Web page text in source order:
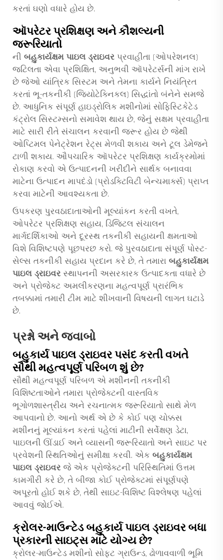
કરતાં ઘણો વધારે હોય છે.
ઑપરેટર પ્રશિક્ષણ અને કૌશલ્યની
જરૂરિયાતો
ની બહુકાર્યક્ષમ પાઇલ ડ્રાઇવર પ્રવાહીતા (ઓપરેશનલ)
જટિલતા એવા પ્રશિક્ષિત, અનુભવી ઑપરેટર્સની માંગ રાખે
છે જેઓ યાંત્રિક સિસ્ટમ અને તેમના કાર્યને નિયંત્રિત
કરતાં ભૂ-તકનીકી (જિયોટેક્નિકલ) સિદ્ધાંતો બંનેને સમજે
છે. આધુનિક સંપૂર્ણ હાઇડ્રોલિક મશીનોમાં સોફિસ્ટિકેટેડ
કંટ્રોલ સિસ્ટમ્સનો સમાવેશ થાય છે, જેનું સક્ષમ પ્રવાહીતા
માટે સારી રીતે સંચાલન કરવાની જરૂર હોય છે જેથી
ઓપ્ટિમલ પેનેટ્રેશન રેટ્સ મેળવી શકાય અને ટૂલ ડેમેજને
ટાળી શકાય. ઔપચારિક ઑપરેટર પ્રશિક્ષણ કાર્યક્રમોમાં
રોકાણ કરવો એ ઉત્પાદનની ખરીદીને સાર્થક બનાવવા
માટેના ઉત્પાદન માપદંડો (પ્રોડક્ટિવિટી બેન્ચમાર્ક્સ) પ્રાપ્ત
કરવા માટેની આવશ્યકતા છે.
ઉપકરણ પુરવઠાદાતાઓની મૂલ્યાંકન કરતી વખતે,
ઓપરેટર પ્રશિક્ષણ સહાય, ડિજિટલ સંચાલન
માર્ગદર્શિકાઓ અને દૂરસ્થ તકનીકી સહાયની ક્ષમતાઓ
વિશે વિશિષ્ટપણે પૂછપરછ કરો. જે પુરવઠાદાતા સંપૂર્ણ પોસ્ટ-
સેલ્સ તકનીકી સહાય પ્રદાન કરે છે, તે તમારા બહુકાર્યક્ષમ
પાઇલ ડ્રાઇવર સ્થાપનની અસરકારક ઉત્પાદકતા વધારે છે
અને પ્રોજેક્ટ અમલીકરણના મહત્વપૂર્ણ પ્રારંભિક
તબક્કામાં તમારી ટીમ માટે શીખવાની વિષયની લાગત ઘટાડે
છે.
પ્રશ્નો અને જવાબો
બહુકાર્ય પાઇલ ડ્રાઇવર પસંદ કરતી વખતે
સૌથી મહત્વપૂર્ણ પરિબળ શું છે?
સૌથી મહત્વપૂર્ણ પરિબળ એ મશીનની તકનીકી
વિશિષ્ટતાઓને તમારા પ્રોજેક્ટની વાસ્તવિક
ભૂગોળશાસ્ત્રીય અને રચનાત્મક જરૂરિયાતો સાથે મેળ
આપવાનો છે. આનો અર્થ એ છે કે કોઈ પણ ચોક્કસ
મશીનનું મૂલ્યાંકન કરતાં પહેલાં માટીની સર્વેક્ષણ ડેટા,
પાઇલની ઊંડાઈ અને વ્યાસની જરૂરિયાતો અને સાઇટ પર
પ્રવેશની સ્થિતિઓનું સમીક્ષા કરવી. એક બહુકાર્યક્ષમ
પાઇલ ડ્રાઇવર જે એક પ્રોજેક્ટની પરિસ્થિતિમાં ઉત્તમ
કામગીરી કરે છે, તે બીજા કોઈ પ્રોજેક્ટમાં સંપૂર્ણપણે
અપૂરતો હોઈ શકે છે, તેથી સાઇટ-વિશિષ્ટ વિશ્લેષણ પહેલાં
આવવું જોઈએ.
ક્રોલર-માઉન્ટેડ બહુકાર્ય પાઇલ ડ્રાઇવર બધા
પ્રકારની સાઇટ્સ માટે યોગ્ય છે?
ક્રોલર-માઉન્ટેડ મશીનો સોફ્ટ ગ્રાઉન્ડ, ઢોળાવવાળી ભૂમિ